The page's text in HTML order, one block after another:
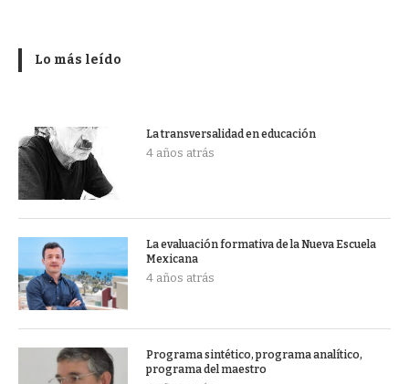
Lo más leído
La transversalidad en educación
4 años atrás
La evaluación formativa de la Nueva Escuela
Mexicana
4 años atrás
Programa sintético, programa analítico,
programa del maestro